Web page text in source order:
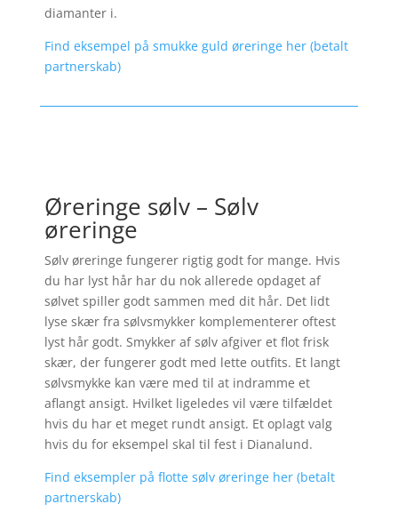
diamanter i.
Find eksempel på smukke guld øreringe her (betalt
partnerskab)
Øreringe sølv – Sølv
øreringe
Sølv øreringe fungerer rigtig godt for mange. Hvis
du har lyst hår har du nok allerede opdaget af
sølvet spiller godt sammen med dit hår. Det lidt
lyse skær fra sølvsmykker komplementerer oftest
lyst hår godt. Smykker af sølv afgiver et flot frisk
skær, der fungerer godt med lette outfits. Et langt
sølvsmykke kan være med til at indramme et
aflangt ansigt. Hvilket ligeledes vil være tilfældet
hvis du har et meget rundt ansigt. Et oplagt valg
hvis du for eksempel skal til fest i Dianalund.
Find eksempler på flotte sølv øreringe her (betalt
partnerskab)